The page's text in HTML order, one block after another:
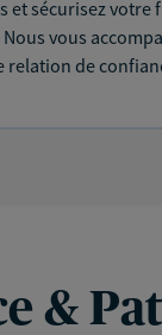
et sécurisez votre
vous
relation de
&